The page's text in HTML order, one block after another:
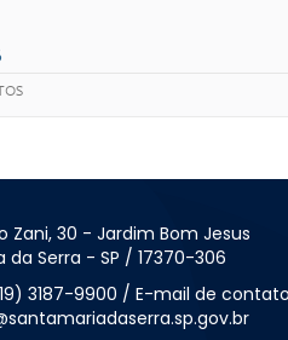
Zani, 30 - Jardim Bom Jesus
da Serra - SP / 17370-306
3187-9900 / E-mail de